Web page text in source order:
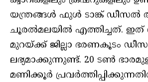
യന്ത്രങ്ങള്‍ ഫുള്‍ ടാങ്ക് ഡീസല്‍
ചൂരല്‍മലയില്‍ എത്തിച്ചത്. ഇത്
മുറയ്ക്ക് ജില്ലാ ഭരണകൂടം
ലഭ്യമാക്കുന്നുണ്ട്. 20 ടണ്‍
മണിക്കൂര്‍